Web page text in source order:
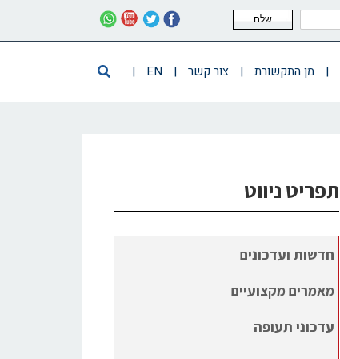
שלח
| מן התקשורת | צור קשר |
EN
|
תפריט ניווט
חדשות ועדכונים
מאמרים מקצועיים
עדכוני תעופה